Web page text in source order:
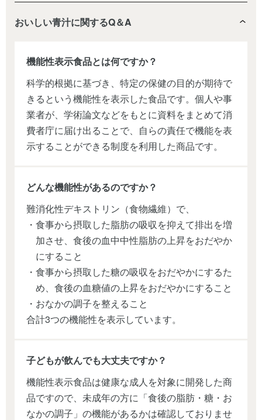
おいしい青汁に関するQ＆A
機能性表示食品とは何ですか？
科学的根拠に基づき、特定の保健の目的が期待で
きるという機能性を表示した食品です。個人や事
業者が、学術論文などをもとに資料をまとめて消
費者庁に届け出ることで、自らの責任で機能を表
示することができる制度を利用した商品です。
どんな機能性があるのですか？
難消化性デキストリン（食物繊維）で、
・食事から摂取した脂肪の吸収を抑えて排出を増
加させ、食後の血中中性脂肪の上昇をおだやか
にすること
・食事から摂取した糖の吸収をおだやかにするた
め、食後の血糖値の上昇をおだやかにすること
・おなかの調子を整えること
合計3つの機能性を表示しています。
子どもが飲んでも大丈夫ですか？
機能性表示食品は健康な成人を対象に開発した商
品ですので、未成年の方に「食後の脂肪・糖・お
なかの調子」の機能があるかは確認しておりませ